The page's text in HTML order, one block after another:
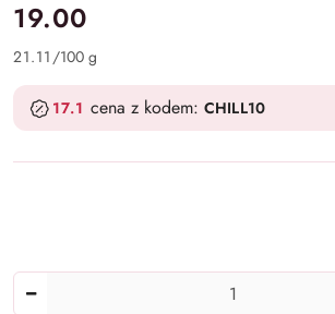
cena:
19.00
21.11 /100 g
17.1 cena z kodem: CHILL10